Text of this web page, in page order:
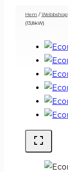
Hem / Webbshop
(13,8kW)